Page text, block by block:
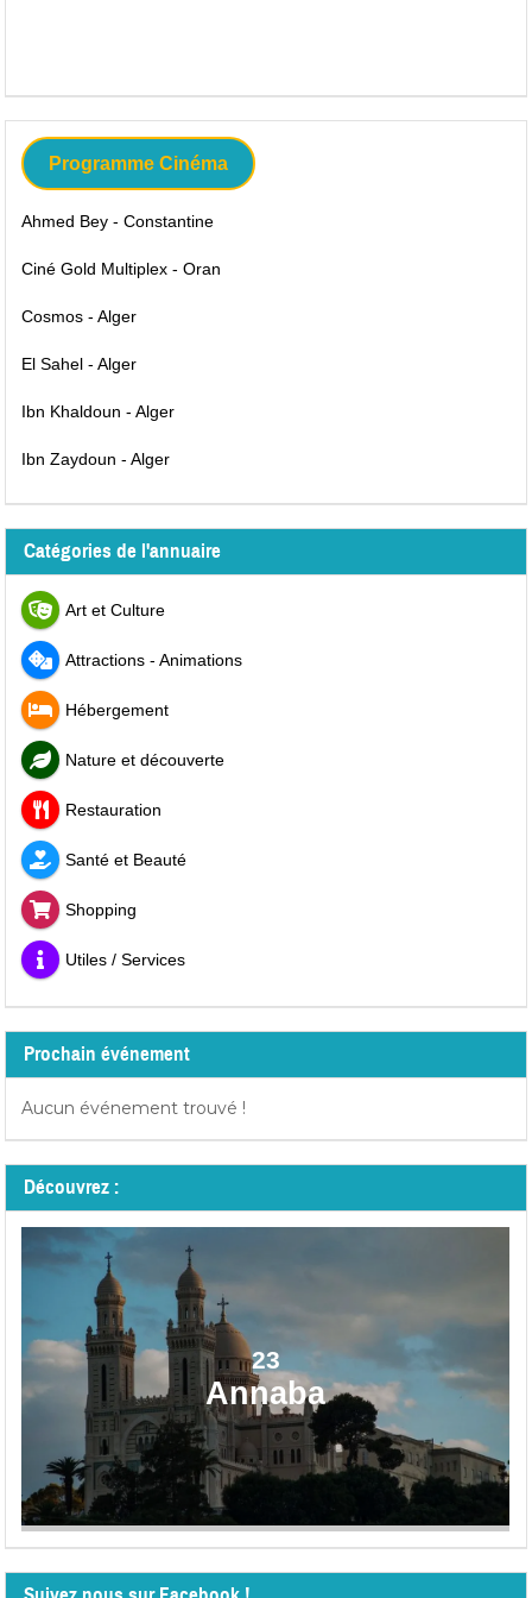
Programme Cinéma
Ahmed Bey - Constantine
Ciné Gold Multiplex - Oran
Cosmos - Alger
El Sahel - Alger
Ibn Khaldoun - Alger
Ibn Zaydoun - Alger
Catégories de l'annuaire
Art et Culture
Attractions - Animations
Hébergement
Nature et découverte
Restauration
Santé et Beauté
Shopping
Utiles / Services
Prochain événement
Aucun événement trouvé !
Découvrez :
23
Annaba